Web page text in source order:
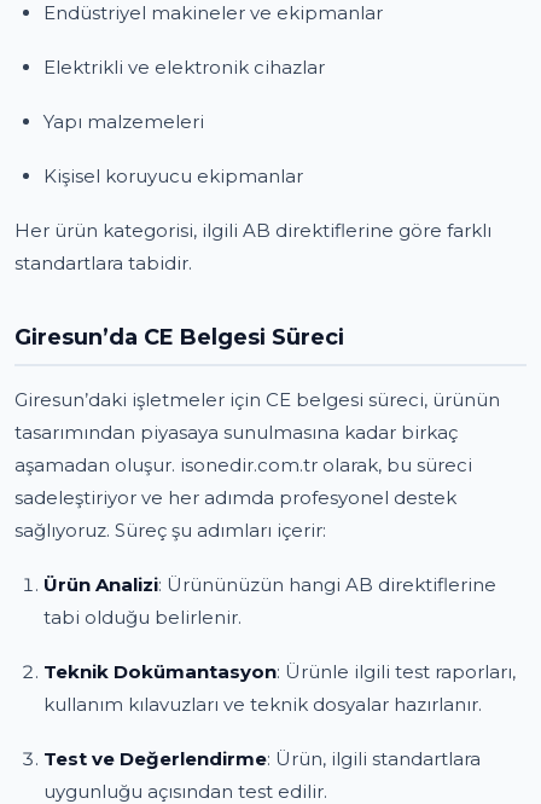
Endüstriyel makineler ve ekipmanlar
Elektrikli ve elektronik cihazlar
Yapı malzemeleri
Kişisel koruyucu ekipmanlar
Her ürün kategorisi, ilgili AB direktiflerine göre farklı
standartlara tabidir.
Giresun’da CE Belgesi Süreci
Giresun’daki işletmeler için CE belgesi süreci, ürünün
tasarımından piyasaya sunulmasına kadar birkaç
aşamadan oluşur. isonedir.com.tr olarak, bu süreci
sadeleştiriyor ve her adımda profesyonel destek
sağlıyoruz. Süreç şu adımları içerir:
Ürün Analizi: Ürününüzün hangi AB direktiflerine
tabi olduğu belirlenir.
Teknik Dokümantasyon: Ürünle ilgili test raporları,
kullanım kılavuzları ve teknik dosyalar hazırlanır.
Test ve Değerlendirme: Ürün, ilgili standartlara
uygunluğu açısından test edilir.